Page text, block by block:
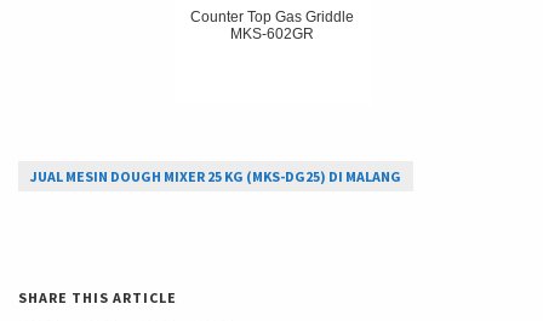
Counter Top Gas Griddle
MKS-602GR
JUAL MESIN DOUGH MIXER 25 KG (MKS-DG25) DI MALANG
SHARE THIS ARTICLE